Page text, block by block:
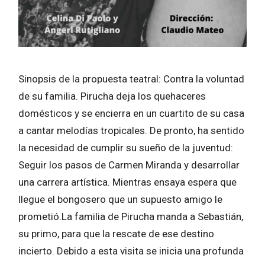
Sinopsis de la propuesta teatral: Contra la voluntad
de su familia. Pirucha deja los quehaceres
domésticos y se encierra en un cuartito de su casa
a cantar melodías tropicales. De pronto, ha sentido
la necesidad de cumplir su sueño de la juventud:
Seguir los pasos de Carmen Miranda y desarrollar
una carrera artística. Mientras ensaya espera que
llegue el bongosero que un supuesto amigo le
prometió.La familia de Pirucha manda a Sebastián,
su primo, para que la rescate de ese destino
incierto. Debido a esta visita se inicia una profunda